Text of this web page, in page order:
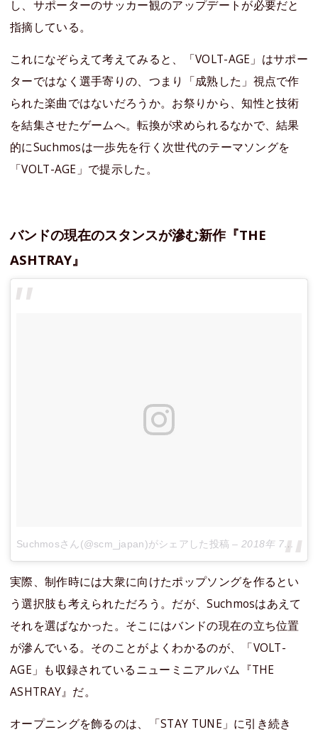
し、サポーターのサッカー観のアップデートが必要だと
指摘している。
これになぞらえて考えてみると、「VOLT-AGE」はサポー
ターではなく選手寄りの、つまり「成熟した」視点で作
られた楽曲ではないだろうか。お祭りから、知性と技術
を結集させたゲームへ。転換が求められるなかで、結果
的にSuchmosは一歩先を行く次世代のテーマソングを
「VOLT-AGE」で提示した。
バンドの現在のスタンスが滲む新作『THE
ASHTRAY』
Suchmosさん(@scm_japan)がシェアした投稿 – 2018年 7月月2日午後9時57分PDT
実際、制作時には大衆に向けたポップソングを作るとい
う選択肢も考えられただろう。だが、Suchmosはあえて
それを選ばなかった。そこにはバンドの現在の立ち位置
が滲んでいる。そのことがよくわかるのが、「VOLT-
AGE」も収録されているニューミニアルバム『THE
ASHTRAY』だ。
オープニングを飾るのは、「STAY TUNE」に引き続き